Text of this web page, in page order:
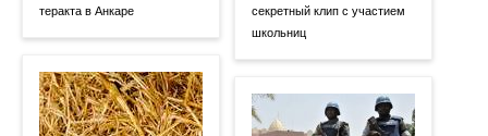
теракта в Анкаре
секретный клип с участием
школьниц